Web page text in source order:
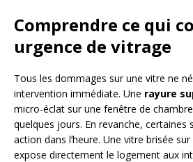
Comprendre ce qui
urgence de vitrage
Tous les dommages sur une vitre ne
intervention immédiate. Une rayure
micro-éclat sur une fenêtre de
quelques jours. En revanche, certaines
action dans l’heure. Une vitre brisée
expose directement le logement aux